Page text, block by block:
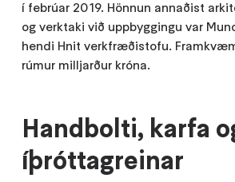
í febrúar 2019. Hönnun annaðist
og verktaki við uppbyggingu var
hendi Hnit verkfræðistofu.
rúmur milljarður króna.
Handbolti, karfa
íþróttagreinar